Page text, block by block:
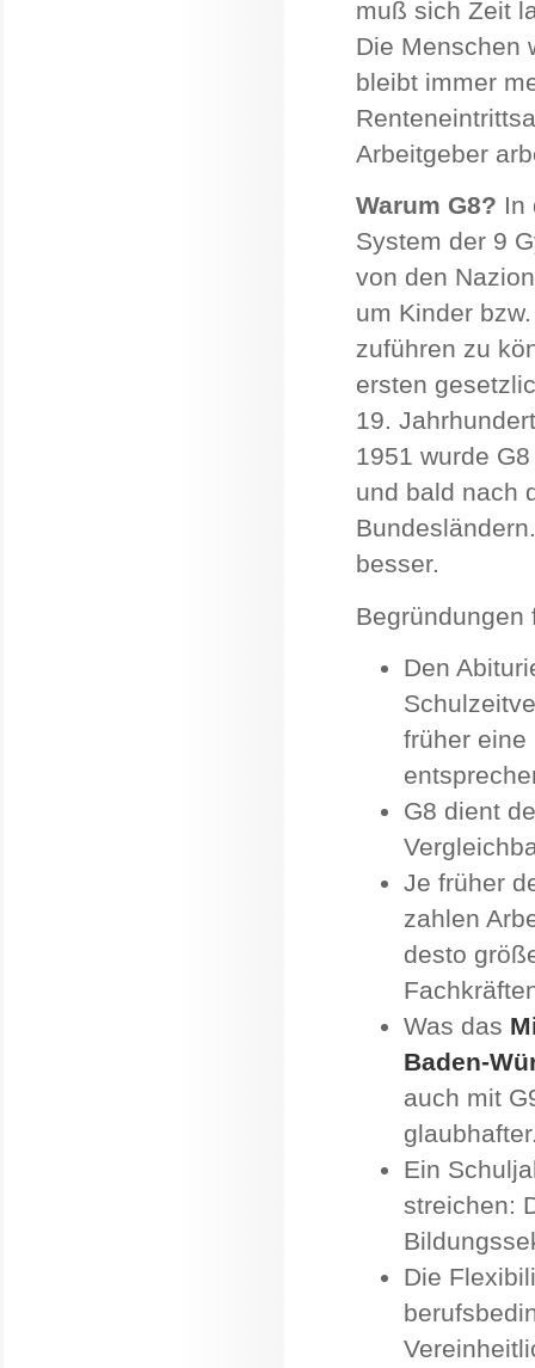
muß sich Zeit
Die Menschen
bleibt immer
Arbeitgeber
Warum G8? In
System der 9
von den
um Kinder
zuführen zu
ersten
19.
1951 wurde
und bald nach
besser.
Begründungen
Den
früher eine
G8 dient
Je früher
zahlen
desto
Was das
Baden-
auch mit
Ein
streichen:
Die